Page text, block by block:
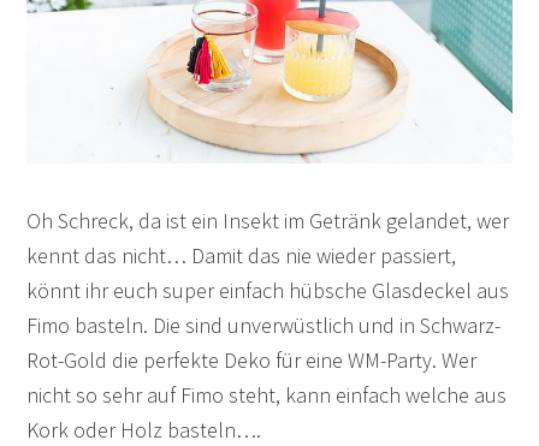
Oh Schreck, da ist ein Insekt im Getränk gelandet, wer
kennt das nicht… Damit das nie wieder passiert,
könnt ihr euch super einfach hübsche Glasdeckel aus
Fimo basteln. Die sind unverwüstlich und in Schwarz-
Rot-Gold die perfekte Deko für eine WM-Party. Wer
nicht so sehr auf Fimo steht, kann einfach welche aus
Kork oder Holz basteln….